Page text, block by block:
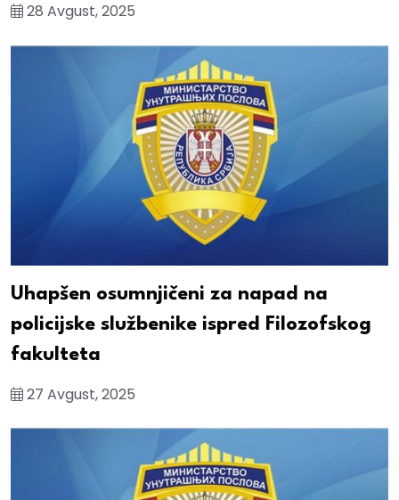
28 Avgust, 2025
Uhapšen osumnjičeni za napad na
policijske službenike ispred Filozofskog
fakulteta
27 Avgust, 2025